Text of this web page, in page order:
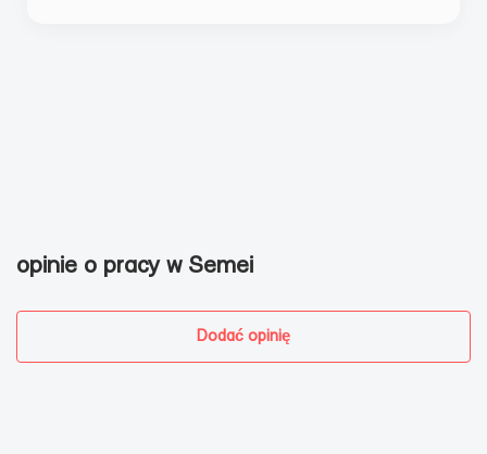
opinie o pracy w Semei
Dodać opinię